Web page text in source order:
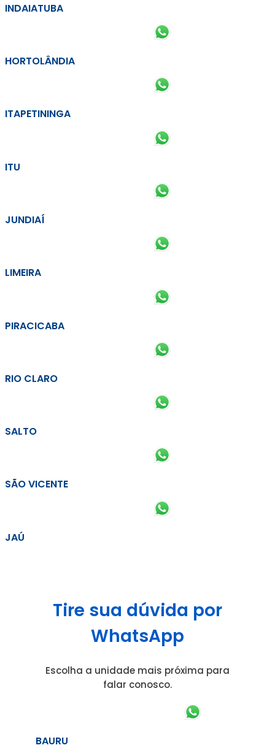
INDAIATUBA
HORTOLÂNDIA
ITAPETININGA
ITU
JUNDIAÍ
LIMEIRA
PIRACICABA
RIO CLARO
SALTO
SÃO VICENTE
JAÚ
Tire sua dúvida por
WhatsApp
Escolha a unidade mais próxima para
falar conosco.
BAURU